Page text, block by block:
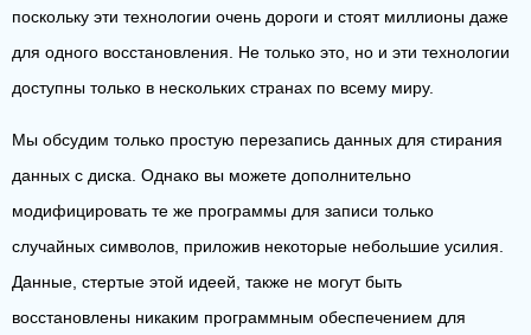
поскольку эти технологии очень дороги и стоят миллионы даже
для одного восстановления. Не только это, но и эти технологии
доступны только в нескольких странах по всему миру.
Мы обсудим только простую перезапись данных для стирания
данных с диска. Однако вы можете дополнительно
модифицировать те же программы для записи только
случайных символов, приложив некоторые небольшие усилия.
Данные, стертые этой идеей, также не могут быть
восстановлены никаким программным обеспечением для